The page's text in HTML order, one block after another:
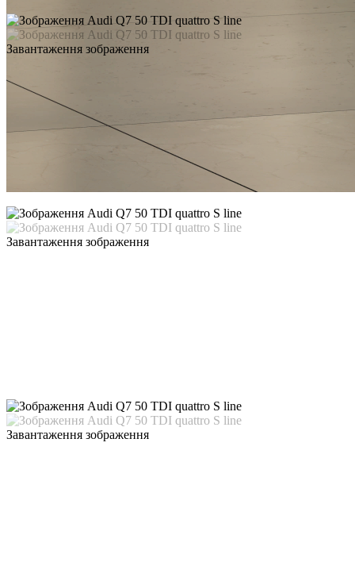
Завантаження зображення
Завантаження зображення
Завантаження зображення